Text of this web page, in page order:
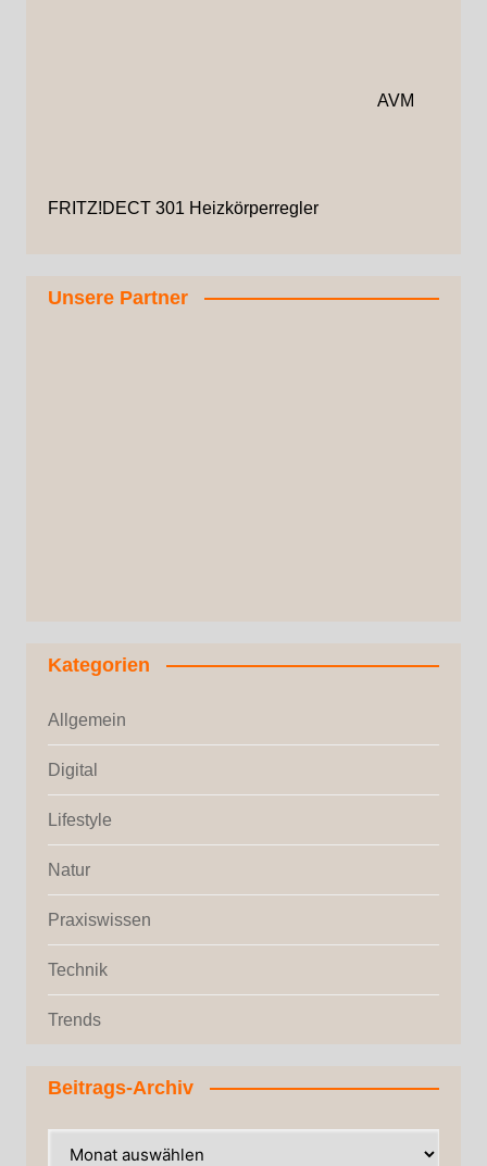
AVM
FRITZ!DECT 301 Heizkörperregler
Unsere Partner
Kategorien
Allgemein
Digital
Lifestyle
Natur
Praxiswissen
Technik
Trends
Beitrags-Archiv